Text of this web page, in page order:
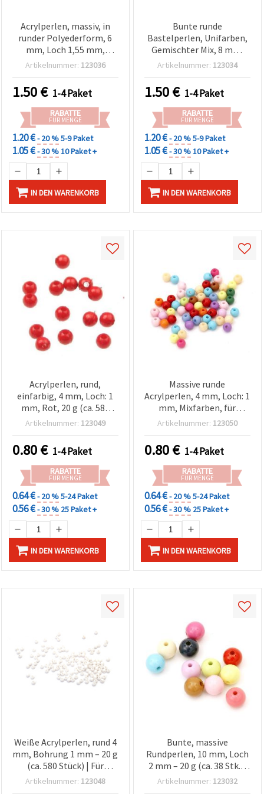
Acrylperlen, massiv, in
runder Polyederform, 6
mm, Loch 1,55 mm,
Mischfarben, 50 g (~470
Artikelnummer: 123036
1.50€ 1-4 Paket
RABATTE
FÜR MENGE
1.20 €- 20 %5-9 Paket
1.05 €- 30 %10 Paket +
IN DEN WARENKORB
Bunte runde
Bastelperlen, Unifarben,
Gemischter Mix, 8 mm,
Loch 2 mm – 50 g (ca. 180
verspielte Armbänder &
kreativen DIY-Schmuck
Artikelnummer: 123034
1.50€ 1-4 Paket
RABATTE
FÜR MENGE
1.20 €- 20 %5-9 Paket
1.05 €- 30 %10 Paket +
IN DEN WARENKORB
Acrylperlen, rund,
einfarbig, 4 mm, Loch: 1
mm, Rot, 20 g (ca. 580
Stk.) – für Basteln &
Artikelnummer: 123049
0.80€ 1-4 Paket
RABATTE
FÜR MENGE
0.64 €- 20 %5-24 Paket
0.56 €- 30 % 25 Paket +
IN DEN WARENKORB
Massive runde
Acrylperlen, 4 mm, Loch: 1
mm, Mixfarben, für
Schmuckherstellung &
Artikelnummer: 123050
0.80€ 1-4 Paket
RABATTE
FÜR MENGE
0.64 €- 20 %5-24 Paket
0.56 €- 30 % 25 Paket +
IN DEN WARENKORB
Weiße Acrylperlen, rund 4
mm, Bohrung 1 mm – 20 g
(ca. 580 Stück) | Für
Schmuckherstellung,
Artikelnummer: 123048
Bunte, massive
Rundperlen, 10 mm, Loch
2 mm – 20 g (ca. 38 Stk.),
farbig gemischt – ideal
Artikelnummer: 123032